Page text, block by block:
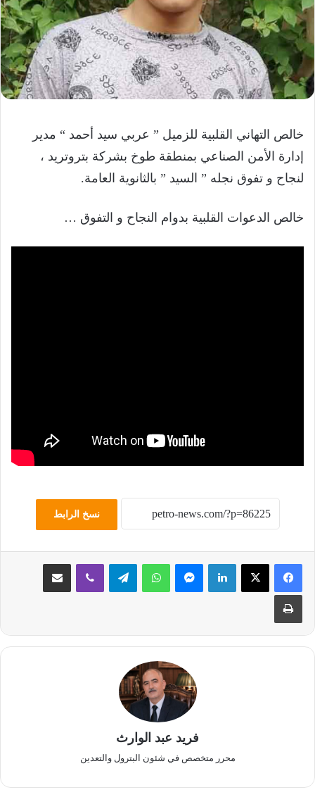
خالص التهاني القلبية للزميل ” عربي سيد أحمد “ مدير
إدارة الأمن الصناعي بمنطقة طوخ بشركة بتروتريد ،
لنجاح و تفوق نجله ” السيد ” بالثانوية العامة.
خالص الدعوات القلبية بدوام النجاح و التفوق …
نسخ الرابط
لينكدإن ماسنجر واتساب تيلقرام ڤايبر مشاركة عبر البريد
طباعة
فريد عبد الوارث
محرر متخصص في شئون البترول والتعدين